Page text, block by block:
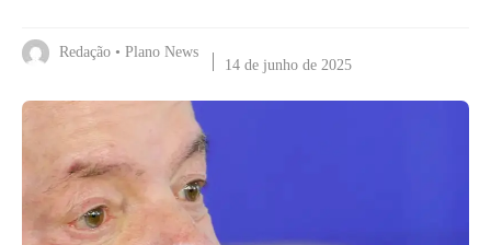
Redação • Plano News
14 de junho de 2025